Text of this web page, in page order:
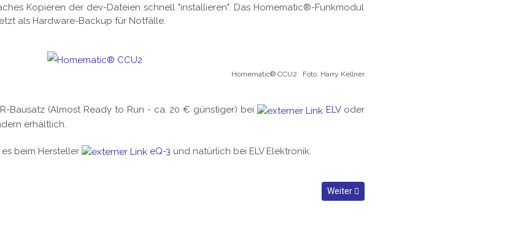
Kopieren der dev-Dateien schnell "installieren". Das Homematic®-Funkmodul
als Hardware-Backup für Notfälle.
Homematic® CCU2 Foto: Harry Kellner
Bausatz (Almost Ready to Run - ca. 20 € günstiger) bei ELVoder
erhältlich.
beim Hersteller eQ-3 und natürlich bei ELV Elektronik.
Nächster Beitrag: Raspberry Pi 3
Weiter